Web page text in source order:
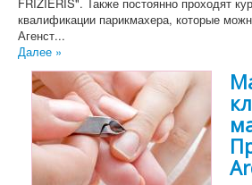
FRIZIERIS". Также постоянно проходят
квалификации парикмахера, которые
Агенст...
Далее »